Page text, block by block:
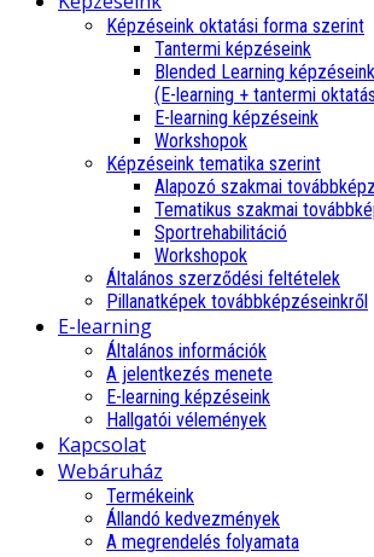
Képzéseink oktatási forma szerint
Tantermi képzéseink
Blended Learning képzéseink
(E-learning + tantermi
E-learning képzéseink
Workshopok
Képzéseink tematika szerint
Alapozó szakmai
Tematikus szakmai
Sportrehabilitáció
Workshopok
Általános szerződési feltételek
Pillanatképek továbbképzéseinkről
E-learning
Általános információk
A jelentkezés menete
E-learning képzéseink
Hallgatói vélemények
Kapcsolat
Webáruház
Termékeink
Állandó kedvezmények
A megrendelés folyamata